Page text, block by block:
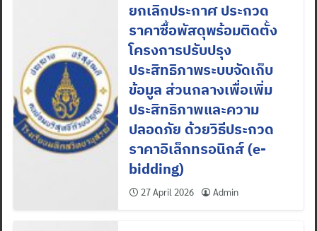
ยกเลิกประกาศ ประกวด
ราคาซื้อพัสดุพร้อมติดตั้ง
โครงการปรับปรุง
ประสิทธิภาพระบบจัดเก็บ
ข้อมูล ส่วนกลางเพื่อเพิ่ม
ประสิทธิภาพและความ
ปลอดภัย ด้วยวิธีประกวด
ราคาอิเล็กทรอนิกส์ (e-
bidding)
27 April 2026 Admin